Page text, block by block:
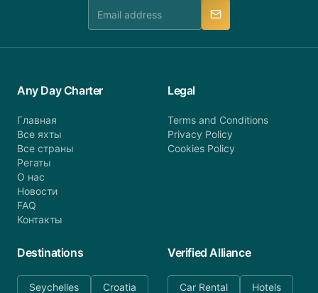
Any Day Charter
Главная
Все яхты
Все страны
Регаты
О нас
Новости
FAQ
Контакты
Legal
Terms and Conditions
Privacy Policy
Cookies Policy
Destinations
Seychelles Croatia
Verified Alliance
Car Rental Hotels